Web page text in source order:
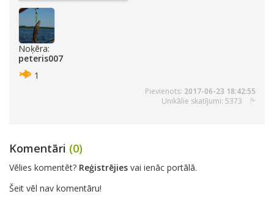
Noķēra:
peteris007
1
Pievienots: 2017-06-23 18:42:55
Unikālie skatījumi: 5373
Komentāri (0)
Vēlies komentēt? Reģistrējies vai ienāc portālā.
Šeit vēl nav komentāru!